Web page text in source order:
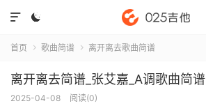


首页  歌曲简谱  离开离去歌曲简谱
离开离去简谱_张艾嘉_A调歌曲简谱
2025-04-08 阅读(0)